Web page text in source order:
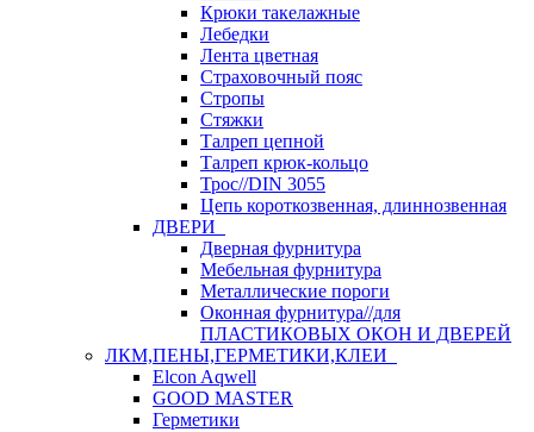
Крюки такелажные
Лебедки
Лента цветная
Страховочный пояс
Стропы
Стяжки
Талреп цепной
Талреп крюк-кольцо
Трос//DIN 3055
Цепь короткозвенная, длиннозвенная
ДВЕРИ
Дверная фурнитура
Мебельная фурнитура
Металлические пороги
Оконная фурнитура//для
ПЛАСТИКОВЫХ ОКОН И ДВЕРЕЙ
ЛКМ,ПЕНЫ,ГЕРМЕТИКИ,КЛЕИ
Elcon Aqwell
GOOD MASTER
Герметики